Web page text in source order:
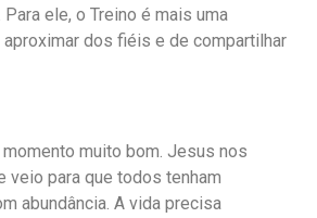
ele, o Treino é mais uma
dos fiéis e de compartilhar
momento muito bom. Jesus nos
veio para que todos tenham
abundância. A vida precisa